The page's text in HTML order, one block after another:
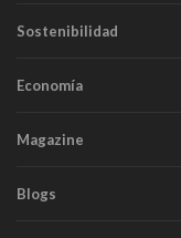
Sostenibilidad
Economía
Magazine
Blogs